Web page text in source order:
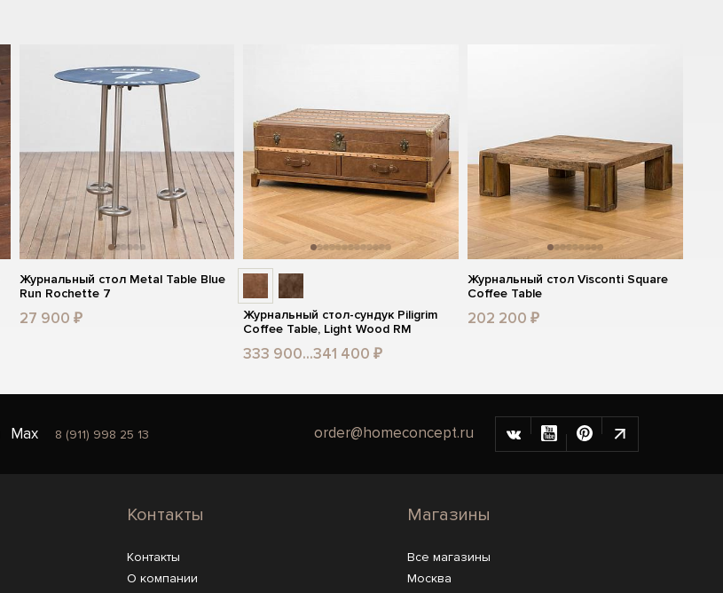
Журнальный стол Metal Table Blue
Run Rochette 7
27 900 ₽
Журнальный стол-сундук Piligrim
Coffee Table, Light Wood RM
333 900...341 400 ₽
Журнальный стол Visconti Square
Coffee Table
202 200 ₽
Max 8 (911) 998 25 13 order@homeconcept.ru
Контакты
Контакты
О компании
Магазины
Все магазины
Москва